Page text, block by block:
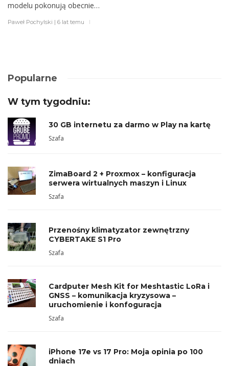
modelu pokonują obecnie…
Paweł Pochylski | 6 lat temu
Popularne
W tym tygodniu:
30 GB internetu za darmo w Play na kartę
Szafa
ZimaBoard 2 + Proxmox – konfiguracja
serwera wirtualnych maszyn i Linux
Szafa
Przenośny klimatyzator zewnętrzny
CYBERTAKE S1 Pro
Szafa
Cardputer Mesh Kit for Meshtastic LoRa i
GNSS – komunikacja kryzysowa –
uruchomienie i konfoguracja
Szafa
iPhone 17e vs 17 Pro: Moja opinia po 100
dniach